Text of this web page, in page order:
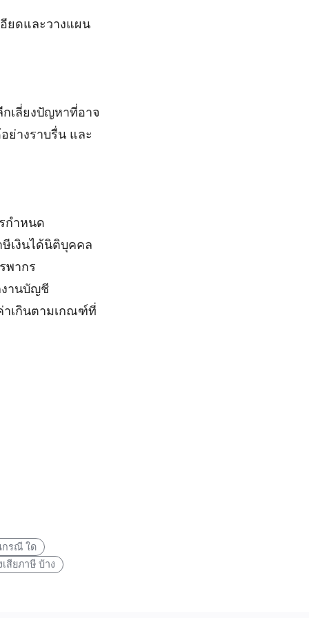
ยดและวางแผน
เลี่ยงปัญหาที่อาจ
ย่างราบรื่น และ
กำหนด
เงินได้นิติบุคคล
พากร
านบัญชี
เกินตามเกณฑ์ที่
กรณี ใด
สียภาษี บ้าง